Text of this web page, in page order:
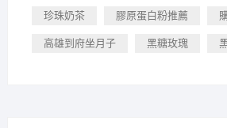
珍珠奶茶 膠原蛋白粉推薦
高雄到府坐月子 黑糖玫瑰